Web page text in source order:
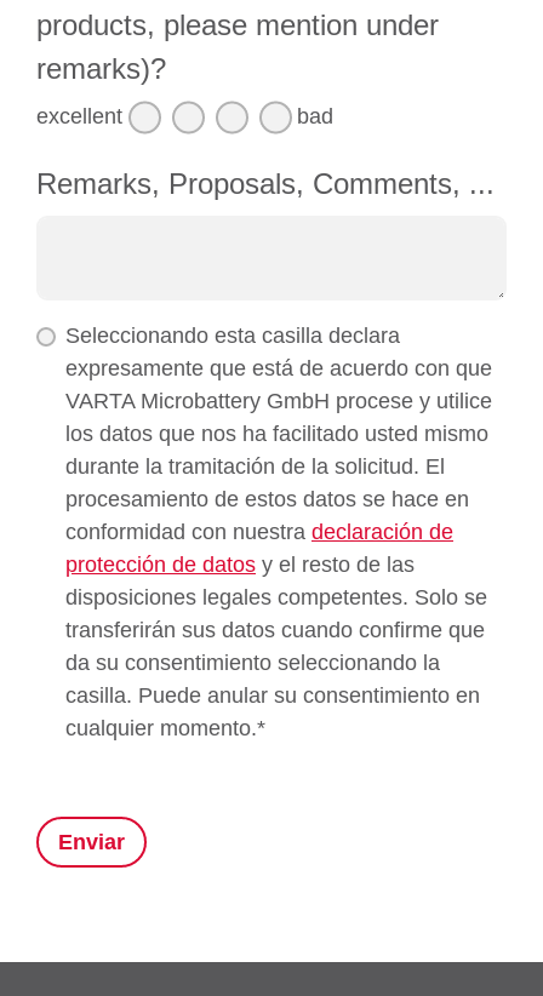
products, please mention under
remarks)?
excellent bad
Remarks, Proposals, Comments, ...
Seleccionando esta casilla declara
expresamente que está de acuerdo con que
VARTA Microbattery GmbH procese y utilice
los datos que nos ha facilitado usted mismo
durante la tramitación de la solicitud. El
procesamiento de estos datos se hace en
conformidad con nuestra declaración de
protección de datos y el resto de las
disposiciones legales competentes. Solo se
transferirán sus datos cuando confirme que
da su consentimiento seleccionando la
casilla. Puede anular su consentimiento en
cualquier momento.*
Enviar